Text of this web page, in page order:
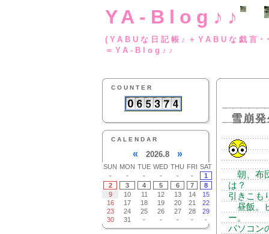
YA-Blog♪♪
(YABUな日記帳♪
＝YA-Blog♪♪
COUNTER
CALENDAR
« 2026.8 »
SUN MON TUE WED THU FRI SAT
-
- - - - -
1
2
3 4 5 6 7
8
9
10 11 12 13 14
15
16
17 18 19 20 21
22
23
24 25 26 27 28
29
30
31 - - - - -
雪崩
朝、布
は？
引きこも
昼飯。
ー。
パソコン